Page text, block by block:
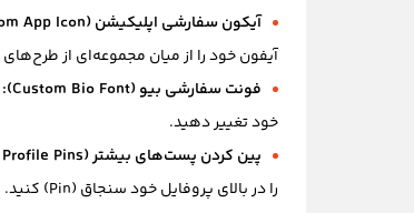
آیکون سفارشی اپلیکیشن (Custom App Icon):
آیفون خود را از میان مجموعه‌ای از
فونت سفارشی بیو (Custom Bio Font):
خود تغییر دهید.
پین کردن پست‌های بیشتر (More Profile Pins):
را در بالای پروفایل خود سنجاق (Pin) کنید.